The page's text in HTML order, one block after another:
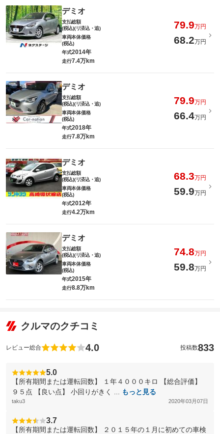
デミオ
支払総額
(税込)(リ済込・追)
79.9万円
車両本体価格
(税込)
68.2万円
年式2014年
走行7.4万km
デミオ
支払総額
(税込)(リ済込・追)
79.9万円
車両本体価格
(税込)
66.4万円
年式2018年
走行7.8万km
デミオ
支払総額
(税込)(リ済込・追)
68.3万円
車両本体価格
(税込)
59.9万円
年式2012年
走行4.2万km
デミオ
支払総額
(税込)(リ済込・追)
74.8万円
車両本体価格
(税込)
59.8万円
年式2015年
走行8.8万km
クルマのクチコミ
レビュー総合 4.0 投稿数833
5.0
【所有期間または運転回数】 １年４０００キロ 【総合評価】
９５点 【良い点】 小回りがきく ...
もっと見る
taku3 2020年03月07日
3.7
【所有期間または運転回数】 ２０１５年の１月に初めての車検